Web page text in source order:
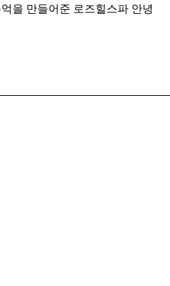
을 만들어준 로즈힐스파 안녕